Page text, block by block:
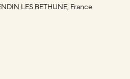
LES BETHUNE, France